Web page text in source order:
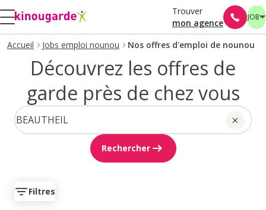
Trouver
mon agence
JOB
Accueil Jobs emploi nounou Nos offres d'emploi de nounou
Découvrez les offres de
garde près de chez vous
Rechercher
Filtres